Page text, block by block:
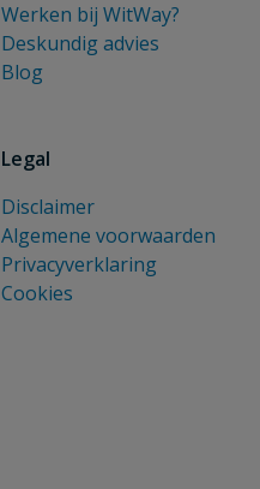
Werken bij WitWay?
Deskundig advies
Blog
Legal
Disclaimer
Algemene voorwaarden
Privacyverklaring
Cookies